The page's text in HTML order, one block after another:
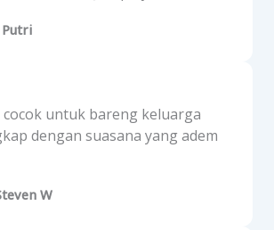
Putri
cocok untuk bareng keluarga
dengan suasana yang adem
W